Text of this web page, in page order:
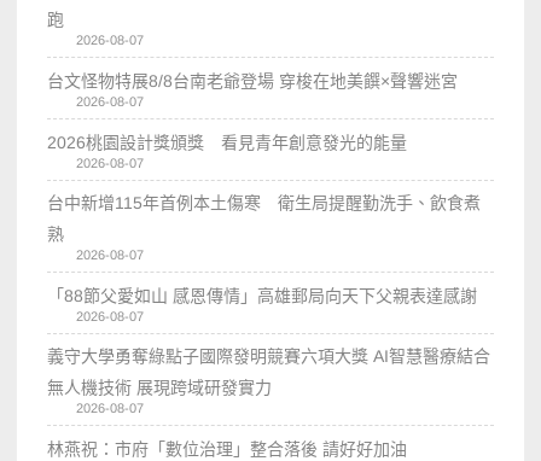
跑
2026-08-07
台文怪物特展8/8台南老爺登場 穿梭在地美饌×聲響迷宮
2026-08-07
2026桃園設計獎頒獎 看見青年創意發光的能量
2026-08-07
台中新增115年首例本土傷寒 衛生局提醒勤洗手、飲食煮
熟
2026-08-07
「88節父愛如山 感恩傳情」高雄郵局向天下父親表達感謝
2026-08-07
義守大學勇奪綠點子國際發明競賽六項大獎 AI智慧醫療結合
無人機技術 展現跨域研發實力
2026-08-07
林燕祝：市府「數位治理」整合落後 請好好加油